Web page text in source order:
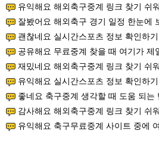
유익해요 해외축구중계 링크 찾기 쉬워서 자주 와요. 참고로 무료스포츠
잘봤어요 해외축구 경기 일정 한눈에 보기 좋아요. 덕분에 epl중계 볼
괜찮네요 실시간스포츠 정보 확인하기 좋아요. 그래도 epl중계 볼 때
공유해요 무료중계 찾을 때 여기가 제일 편해요. 그리고 무료스포츠중계 정
재밌네요 해외축구중계 링크 찾기 쉬워서 자주 와요. 그래서 해외축구중계
유익해요 실시간스포츠 정보 확인하기 좋아요. 덕분에 스포츠중계는 합법적
좋네요 축구중계 생각할 때 도움 되는 팁이 많네요. 그런데 해외축구중계도
감사해요 해외축구중계 링크 찾기 쉬워서 자주 와요. 어쨌든 축구무료중계
유익해요 축구무료중계 사이트 중에 여기가 최고예요. 참고로 축구무료중계